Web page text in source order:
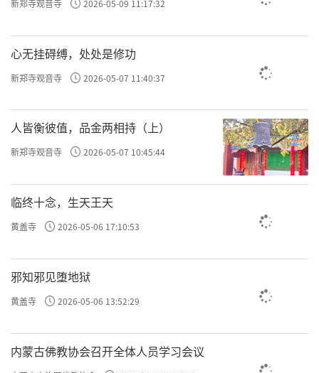
新郑寺观音寺 2026-05-09 11:17:32
心无挂碍缚，处处是修功
新郑寺观音寺 2026-05-07 11:40:37
人皆衡彼值，品金两相持（上）
新郑寺观音寺 2026-05-07 10:45:44
临终十念，生天王天
黄盖寺 2026-05-06 17:10:53
邪知邪见堕地狱
黄盖寺 2026-05-06 13:52:29
内蒙古佛教协会召开全体人员学习会议